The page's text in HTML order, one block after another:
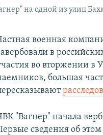
на одной из улиц
военная
в
во вторжении в
большая
"Вагнер" начала
сведения об